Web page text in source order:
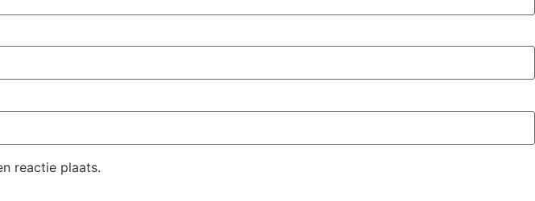
reactie plaats.